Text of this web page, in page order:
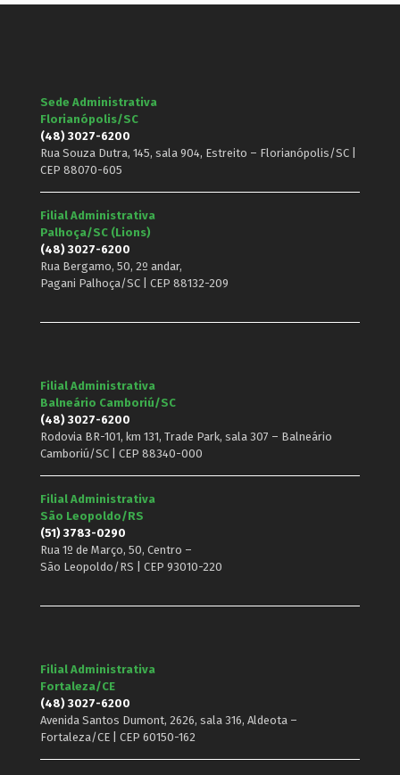
Sede Administrativa
Florianópolis/SC
(48) 3027-6200
Rua Souza Dutra, 145, sala 904, Estreito – Florianópolis/SC |
CEP 88070-605
Filial Administrativa
Palhoça/SC (Lions)
(48) 3027-6200
Rua Bergamo, 50, 2º andar,
Pagani Palhoça/SC | CEP 88132-209
Filial Administrativa
Balneário Camboriú/SC
(48) 3027-6200
Rodovia BR-101, km 131, Trade Park, sala 307 – Balneário
Camboriú/SC | CEP 88340-000
Filial Administrativa
São Leopoldo/RS
(51) 3783-0290
Rua 1º de Março, 50, Centro –
São Leopoldo/RS | CEP 93010-220
Filial Administrativa
Fortaleza/CE
(48) 3027-6200
Avenida Santos Dumont, 2626, sala 316, Aldeota –
Fortaleza/CE | CEP 60150-162